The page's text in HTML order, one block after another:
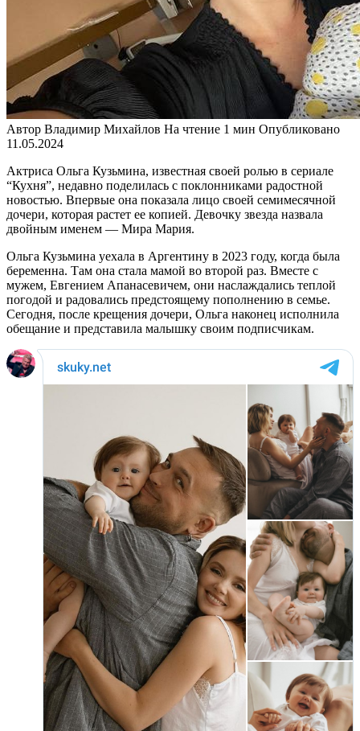
Автор Владимир Михайлов На чтение 1 мин Опубликовано
11.05.2024
Актриса Ольга Кузьмина, известная своей ролью в сериале
“Кухня”, недавно поделилась с поклонниками радостной
новостью. Впервые она показала лицо своей семимесячной
дочери, которая растет ее копией. Девочку звезда назвала
двойным именем — Мира Мария.
Ольга Кузьмина уехала в Аргентину в 2023 году, когда была
беременна. Там она стала мамой во второй раз. Вместе с
мужем, Евгением Апанасевичем, они наслаждались теплой
погодой и радовались предстоящему пополнению в семье.
Сегодня, после крещения дочери, Ольга наконец исполнила
обещание и представила малышку своим подписчикам.